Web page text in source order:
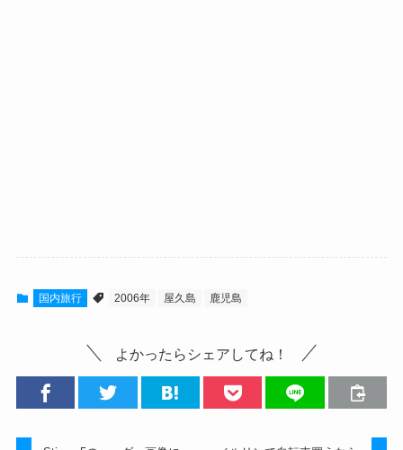
国内旅行 2006年 屋久島 鹿児島
よかったらシェアしてね！